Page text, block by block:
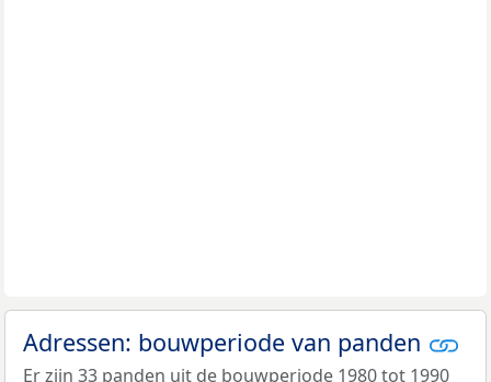
Adressen: bouwperiode van panden
Er zijn 33 panden uit de bouwperiode 1980 tot 1990